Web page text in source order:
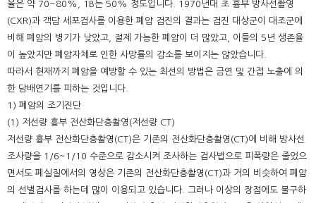
율은 약 70~80%, 1B는 50% 정도입니다. 1970년대 초 흉부 방사선촬영
(CXR)과 객담 세포검사를 이용한 폐암 검진의 결과는 검진 대상군이 대조군에
비해 폐암의 병기가 낮았고, 절제 가능한 폐암이 더 많았고, 이들의 5년 생존율
이 높았지만 폐암자체로 인한 사망률의 감소를 보이지는 않았습니다.
따라서 현재까지 폐암을 예방할 수 있는 최선의 방법은 금연 및 간접 노출에 의
한 담배연기를 피하는 것입니다.
1) 폐암의 조기진단
(1) 저선량 흉부 전산화단층촬영(저선량 CT)
저선량 흉부 전산화단층촬영(CT)은 기존의 전산화단층촬영(CT)에 비해 방사선
조사량을 1/6~1/10 수준으로 감소시켜 조사하는 검사법으로 피폭량은 줄었으
면서도 폐실질에서의 영상은 기존의 전산화단층촬영(CT)과 거의 비슷하여 폐암
의 선별검사를 하는데 많이 이용되고 있습니다. 그러나 이상의 장점에도 불구하